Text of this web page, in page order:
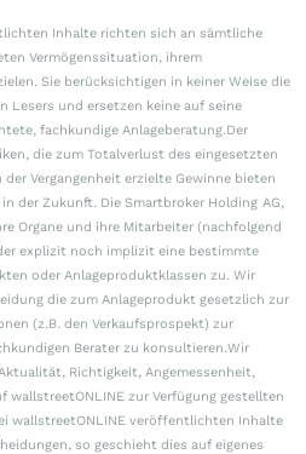
Inhalte richten sich an sämtliche
Vermögenssituation, ihrem
Sie berücksichtigen in keiner Weise die
Lesers und ersetzen keine auf seine
fachkundige Anlageberatung.Der
die zum Totalverlust des eingesetzten
Vergangenheit erzielte Gewinne bieten
der Zukunft. Die Smartbroker Holding AG,
Organe und ihre Mitarbeiter (nachfolgend
explizit noch implizit eine bestimmte
oder Anlageproduktklassen zu. Wir
die zum Anlageprodukt gesetzlich zur
(z.B. den Verkaufsprospekt) zur
Berater zu konsultieren.Wir
Richtigkeit, Angemessenheit,
zur Verfügung gestellten
wallstreetONLINE veröffentlichten Inhalte
so geschieht dies auf eigenes